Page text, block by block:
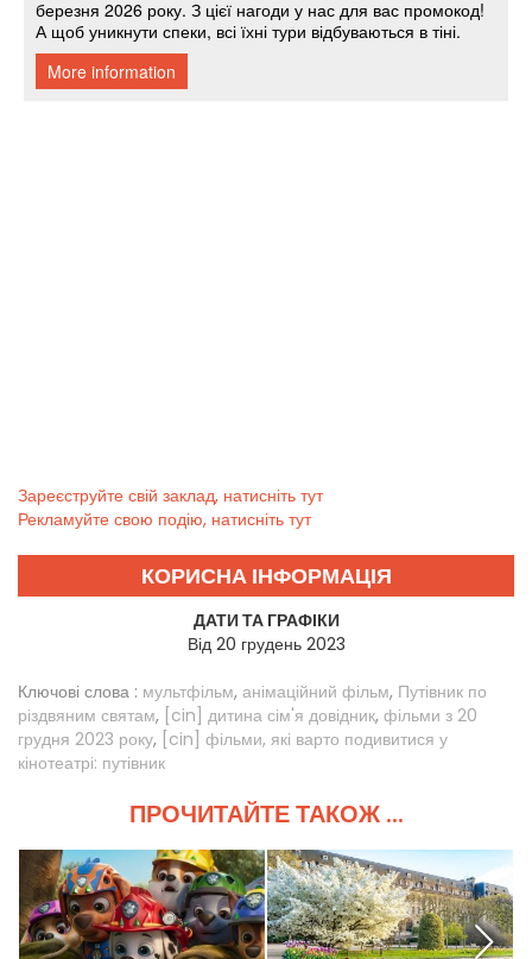
Зареєструйте свій заклад, натисніть тут
Рекламуйте свою подію, натисніть тут
КОРИСНА ІНФОРМАЦІЯ
ДАТИ ТА ГРАФІКИ
Від 20 грудень 2023
Ключові слова : мультфільм, анімаційний фільм, Путівник по
різдвяним святам, [cin] дитина сім'я довідник, фільми з 20
грудня 2023 року, [cin] фільми, які варто подивитися у
кінотеатрі: путівник
ПРОЧИТАЙТЕ ТАКОЖ ...